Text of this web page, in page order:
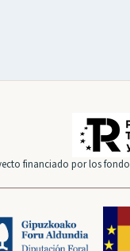
financiado por los